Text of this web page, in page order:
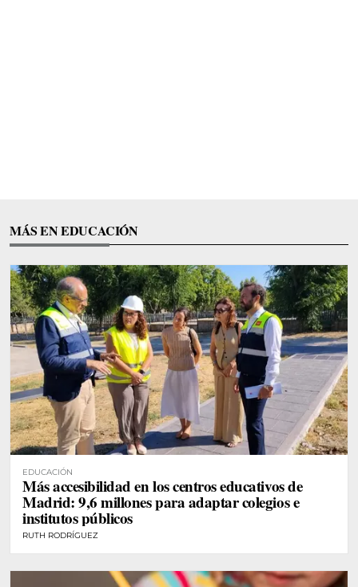
MÁS EN EDUCACIÓN
EDUCACIÓN
Más accesibilidad en los centros educativos de
Madrid: 9,6 millones para adaptar colegios e
institutos públicos
RUTH RODRÍGUEZ